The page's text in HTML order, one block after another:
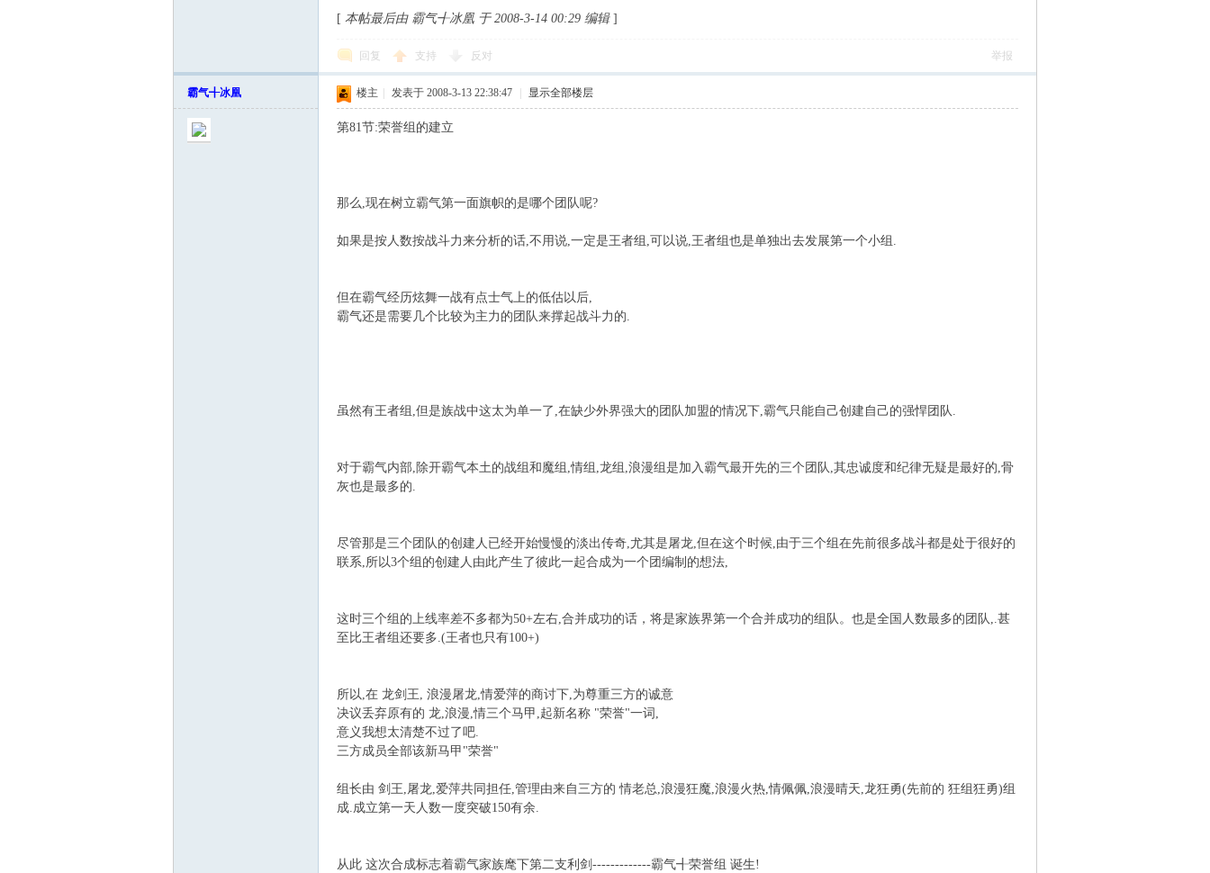
[ 本帖最后由 霸气╉冰凰 于 2008-3-14 00:29 编辑 ]
回复 支持 反对 举报
霸气╉冰凰 楼主 发表于 2008-3-13 22:38:47 显示全部楼层
第81节:荣誉组的建立
那么,现在树立霸气第一面旗帜的是哪个团队呢?
如果是按人数按战斗力来分析的话,不用说,一定是王者组,可以说,王者组也是单独出去发展第一个小组.
但在霸气经历炫舞一战有点士气上的低估以后,
霸气还是需要几个比较为主力的团队来撑起战斗力的.
虽然有王者组,但是族战中这太为单一了,在缺少外界强大的团队加盟的情况下,霸气只能自己创建自己的强悍团队.
对于霸气内部,除开霸气本土的战组和魔组,情组,龙组,浪漫组是加入霸气最开先的三个团队,其忠诚度和纪律无疑是最好的,骨
灰也是最多的.
尽管那是三个团队的创建人已经开始慢慢的淡出传奇,尤其是屠龙,但在这个时候,由于三个组在先前很多战斗都是处于很好的
联系,所以3个组的创建人由此产生了彼此一起合成为一个团编制的想法,
这时三个组的上线率差不多都为50+左右,合并成功的话，将是家族界第一个合并成功的组队。也是全国人数最多的团队,.甚
至比王者组还要多.(王者也只有100+)
所以,在 龙剑王, 浪漫屠龙,情爱萍的商讨下,为尊重三方的诚意
决议丢弃原有的 龙,浪漫,情三个马甲,起新名称 "荣誉"一词,
意义我想太清楚不过了吧.
三方成员全部该新马甲"荣誉"
组长由 剑王,屠龙,爱萍共同担任,管理由来自三方的 情老总,浪漫狂魔,浪漫火热,情佩佩,浪漫晴天,龙狂勇(先前的 狂组狂勇)组
成.成立第一天人数一度突破150有余.
从此 这次合成标志着霸气家族麾下第二支利剑-------------霸气╉荣誉组 诞生!